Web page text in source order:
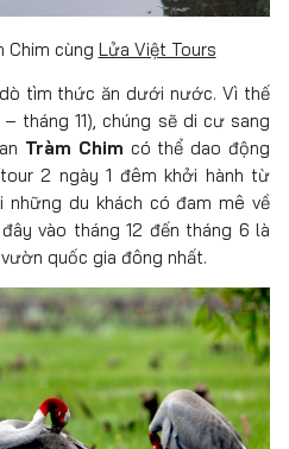
Chim cùng Lửa Việt Tours
tìm thức ăn dưới nước. Vì thế
tháng 11), chúng sẽ di cư sang
Tràm Chim có thể dao động
2 ngày 1 đêm khởi hành từ
những du khách có đam mê về
vào tháng 12 đến tháng 6 là
quốc gia đông nhất.